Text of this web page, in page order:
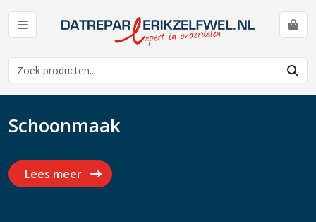
Schoonmaak
Lees meer